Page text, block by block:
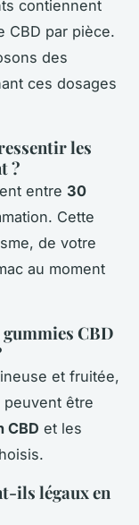
contiennent
CBD par pièce.
des
ces dosages
les
?
entre 30
Cette
de votre
au moment
CBD
et fruitée,
être
CBD et les
ils légaux en